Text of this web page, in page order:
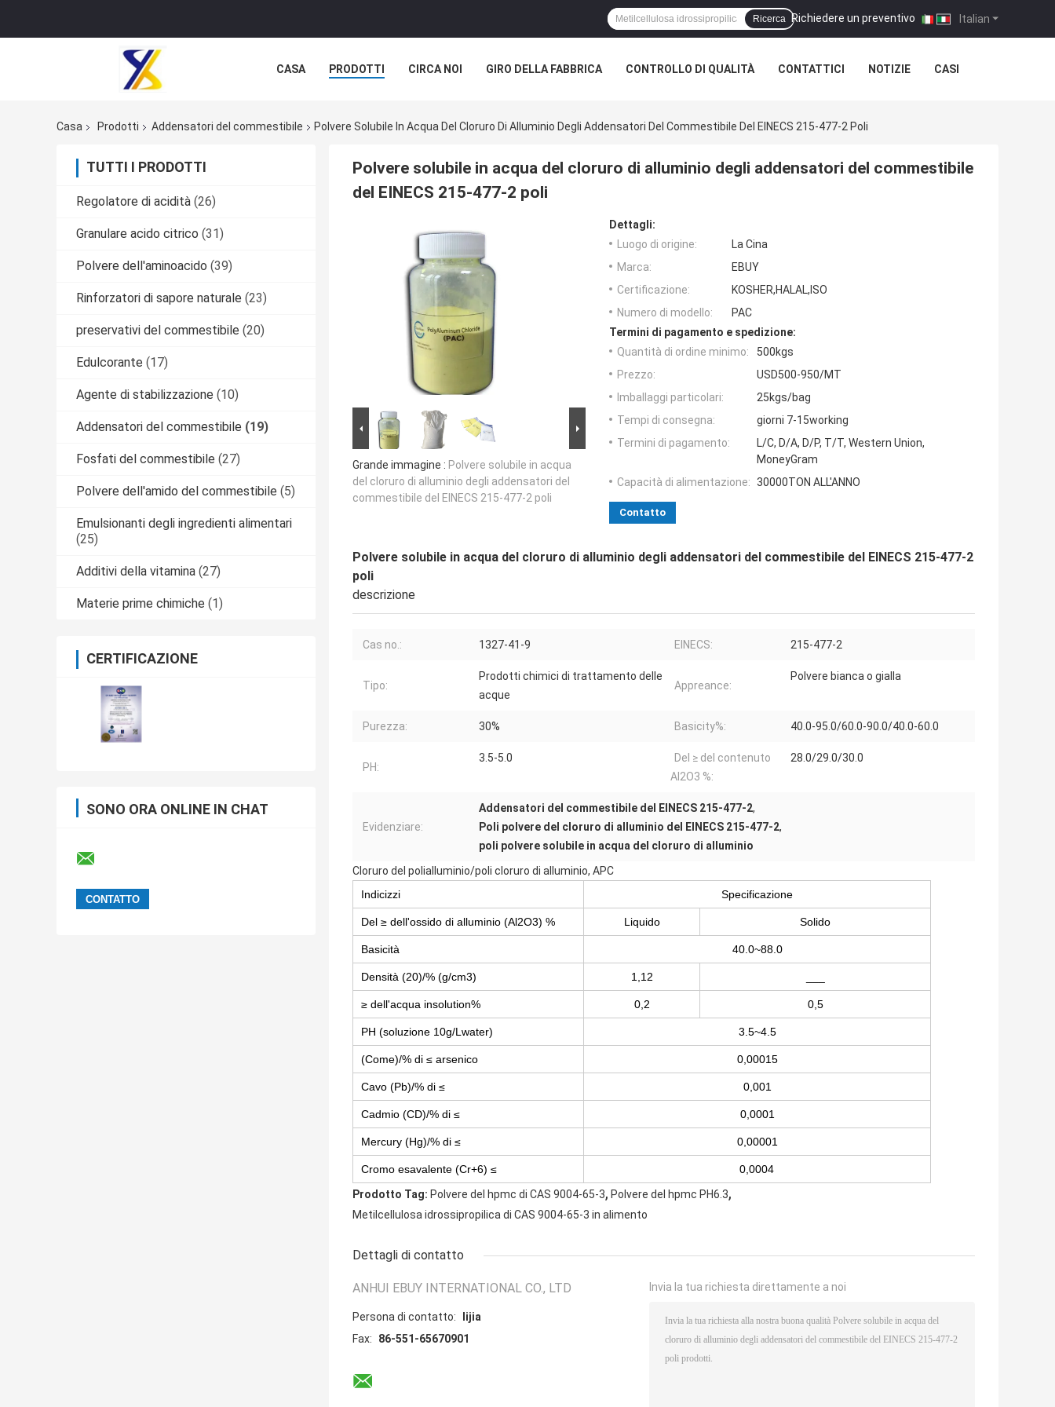
Italian
Richiedere un preventivo |
Ricerca
CASA PRODOTTI CIRCA NOI GIRO DELLA FABBRICA CONTROLLO DI QUALITÀ CONTATTICI NOTIZIE CASI
Casa Prodotti Addensatori del commestibile Polvere Solubile In Acqua Del Cloruro Di Alluminio Degli Addensatori Del Commestibile Del EINECS 215-477-2 Poli
TUTTI I PRODOTTI
Regolatore di acidità (26)
Granulare acido citrico (31)
Polvere dell'aminoacido (39)
Rinforzatori di sapore naturale (23)
preservativi del commestibile (20)
Edulcorante (17)
Agente di stabilizzazione (10)
Addensatori del commestibile (19)
Fosfati del commestibile (27)
Polvere dell'amido del commestibile (5)
Emulsionanti degli ingredienti alimentari
(25)
Additivi della vitamina (27)
Materie prime chimiche (1)
CERTIFICAZIONE
SONO ORA ONLINE IN CHAT
Polvere solubile in acqua del cloruro di alluminio degli addensatori del commestibile
del EINECS 215-477-2 poli
Grande immagine : Polvere solubile in acqua
del cloruro di alluminio degli addensatori del
commestibile del EINECS 215-477-2 poli
Dettagli:
Luogo di origine:
La Cina
Marca:
EBUY
Certificazione:
KOSHER,HALAL,ISO
Numero di modello:
PAC
Termini di pagamento e spedizione:
Quantità di ordine minimo:
500kgs
Prezzo:
USD500-950/MT
Imballaggi particolari:
25kgs/bag
Tempi di consegna:
giorni 7-15working
Termini di pagamento:
L/C, D/A, D/P, T/T, Western Union,
MoneyGram
Capacità di alimentazione: 30000TON ALL'ANNO
Contatto
Polvere solubile in acqua del cloruro di alluminio degli addensatori del commestibile del EINECS 215-477-2
poli
descrizione
Cas no.: 1327-41-9 EINECS: 215-477-2
Tipo:
Prodotti chimici di trattamento delle
acque
Appreance:
Polvere bianca o gialla
Purezza: 30% Basicity%: 40.0-95.0/60.0-90.0/40.0-60.0
PH:
3.5-5.0
Del ≥ del contenuto
Al2O3 %:
28.0/29.0/30.0
Evidenziare:
Addensatori del commestibile del EINECS 215-477-2,
Poli polvere del cloruro di alluminio del EINECS 215-477-2,
poli polvere solubile in acqua del cloruro di alluminio
Cloruro del polialluminio/poli cloruro di alluminio, APC
Indicizzi
Specificazione
Del ≥ dell'ossido di alluminio (Al2O3) % Liquido Solido
Basicità 40.0~88.0
Densità (20)/% (g/cm3) 1,12
≥ dell'acqua insolution% 0,2 0,5
PH (soluzione 10g/Lwater) 3.5~4.5
(Come)/% di ≤ arsenico 0,00015
Cavo (Pb)/% di ≤ 0,001
Cadmio (CD)/% di ≤ 0,0001
Mercury (Hg)/% di ≤ 0,00001
Cromo esavalente (Cr+6) ≤
0,0004
Prodotto Tag: Polvere del hpmc di CAS 9004-65-3, Polvere del hpmc PH6.3,
Metilcellulosa idrossipropilica di CAS 9004-65-3 in alimento
Dettagli di contatto
ANHUI EBUY INTERNATIONAL CO., LTD
Persona di contatto:
lijia
Fax:
86-551-65670901
Invia la tua richiesta direttamente a noi